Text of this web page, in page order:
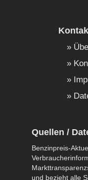
Quellen /
Benzinpreis-
und bezieht alle